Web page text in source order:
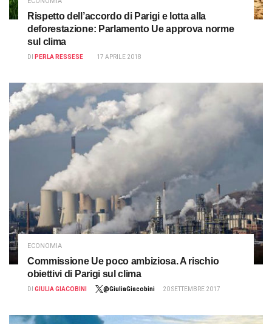
Rispetto dell’accordo di Parigi e lotta alla
deforestazione: Parlamento Ue approva norme
sul clima
DI PERLA RESSESE 17 APRILE 2018
ECONOMIA
Commissione Ue poco ambiziosa. A rischio
obiettivi di Parigi sul clima
DI GIULIA GIACOBINI @GiuliaGiacobini 20 SETTEMBRE 2017